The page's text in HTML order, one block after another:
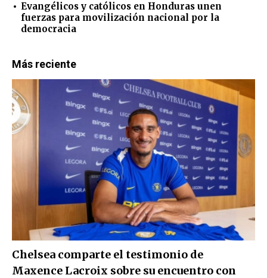
Evangélicos y católicos en Honduras unen
fuerzas para movilización nacional por la
democracia
Más reciente
Chelsea comparte el testimonio de
Maxence Lacroix sobre su encuentro con